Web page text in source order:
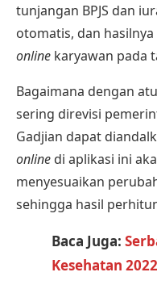
tunjangan BPJS dan
otomatis, dan
online karyawan pada
Bagaimana dengan
sering direvisi
Gadjian dapat
online di aplikasi ini
menyesuaikan
sehingga hasil
Baca Juga:
Kesehatan